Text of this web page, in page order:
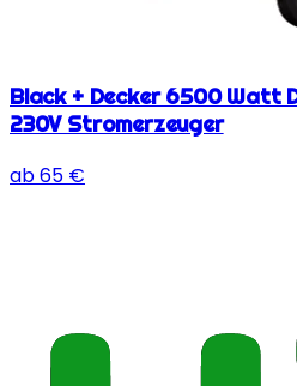
Black + Decker 6500 Watt
230V Stromerzeuger
ab65 €